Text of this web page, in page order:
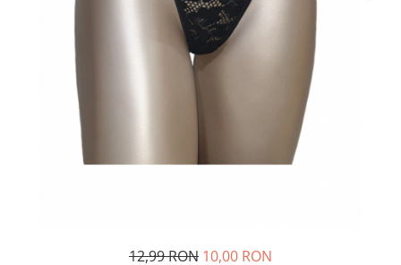
12,99 RON 10,00 RON